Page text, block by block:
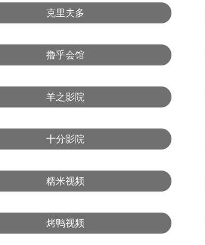
克里夫多
撸乎会馆
羊之影院
十分影院
糯米视频
烤鸭视频